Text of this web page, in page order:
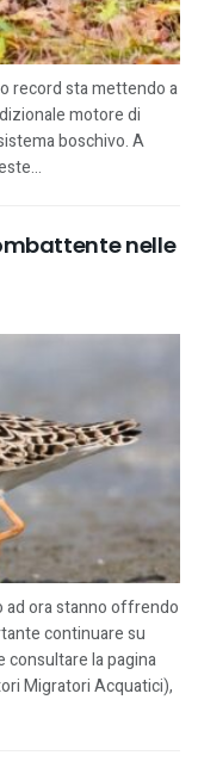
record sta mettendo a
motore di
boschivo. A
nelle
ad ora stanno offrendo
continuare su
consultare la pagina
Migratori Acquatici),